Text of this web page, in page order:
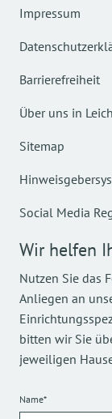
Impressum
Barrierefreiheit
Über uns in
Sitemap
Social Media
Wir helfen
Nutzen Sie das
Anliegen an
bitten wir Sie
jeweiligen
Name*